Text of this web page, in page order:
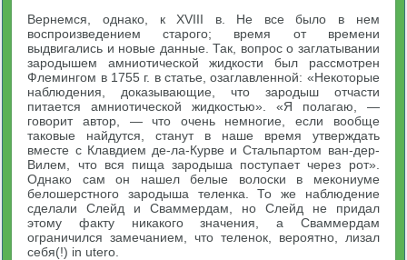
Вернемся, однако, к XVIII в. Не все было в нем
воспроизведением старого; время от времени
выдвигались и новые данные. Так, вопрос о заглатывании
зародышем амниотической жидкости был рассмотрен
Флемингом в 1755 г. в статье, озаглавленной: «Некоторые
наблюдения, доказывающие, что зародыш отчасти
питается амниотической жидкостью». «Я полагаю, —
говорит автор, — что очень немногие, если вообще
таковые найдутся, станут в наше время утверждать
вместе с Клавдием де-ла-Курве и Стальпартом ван-дер-
Вилем, что вся пища зародыша поступает через рот».
Однако сам он нашел белые волоски в мекониуме
белошерстного зародыша теленка. То же наблюдение
сделали Слейд и Сваммердам, но Слейд не придал
этому факту никакого значения, а Сваммердам
ограничился замечанием, что теленок, вероятно, лизал
себя(!) in utero.